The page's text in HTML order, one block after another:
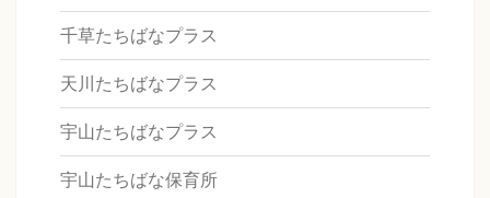
千草たちばなプラス
天川たちばなプラス
宇山たちばなプラス
宇山たちばな保育所